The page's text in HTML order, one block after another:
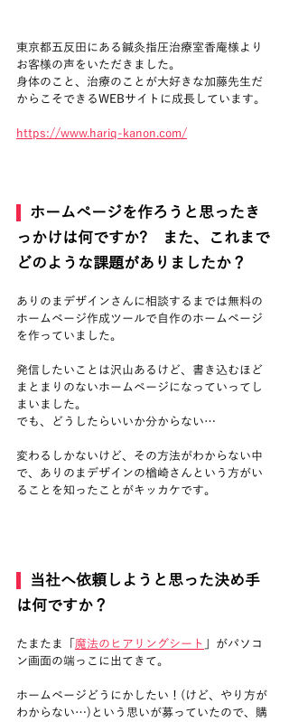
東京都五反田にある鍼灸指圧治療室香庵様より
お客様の声をいただきました。
身体のこと、治療のことが大好きな加藤先生だ
からこそできるWEBサイトに成長しています。
https://www.hariq-kanon.com/
  ホームページを作ろうと思ったき
っかけは何ですか?　また、これまで
どのような課題がありましたか？
ありのまデザインさんに相談するまでは無料の
ホームページ作成ツールで自作のホームページ
を作っていました。
発信したいことは沢山あるけど、書き込むほど
まとまりのないホームページになっていってし
まいました。
でも、どうしたらいいか分からない…
変わるしかないけど、その方法がわからない中
で、ありのまデザインの楢崎さんという方がい
ることを知ったことがキッカケです。
  当社へ依頼しようと思った決め手
は何ですか？
たまたま「 魔法のヒアリングシート
」がパソコ
ン画面の端っこに出てきて。
ホームページどうにかしたい！(けど、やり方が
わからない…)という思いが募っていたので、購